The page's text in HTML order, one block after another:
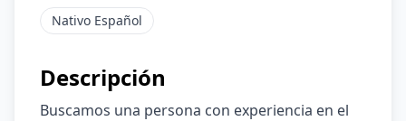
Nativo Español
Descripción
Buscamos una persona con experiencia en el